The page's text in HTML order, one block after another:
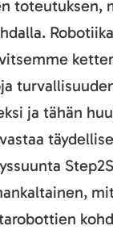
toteutuksen,
ja tähän